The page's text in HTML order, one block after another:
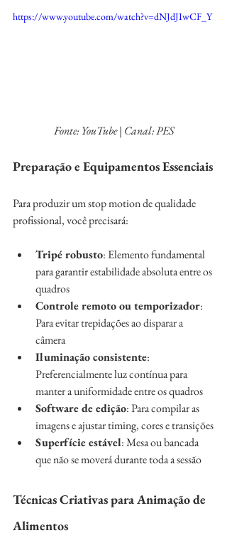
https://www.youtube.com/watch?v=dNJdJIwCF_Y
Fonte: YouTube | Canal: PES
Preparação e Equipamentos Essenciais
Para produzir um stop motion de qualidade
profissional, você precisará:
Tripé robusto: Elemento fundamental
para garantir estabilidade absoluta entre os
quadros
Controle remoto ou temporizador:
Para evitar trepidações ao disparar a
câmera
Iluminação consistente:
Preferencialmente luz contínua para
manter a uniformidade entre os quadros
Software de edição: Para compilar as
imagens e ajustar timing, cores e transições
Superfície estável: Mesa ou bancada
que não se moverá durante toda a sessão
Técnicas Criativas para Animação de
Alimentos